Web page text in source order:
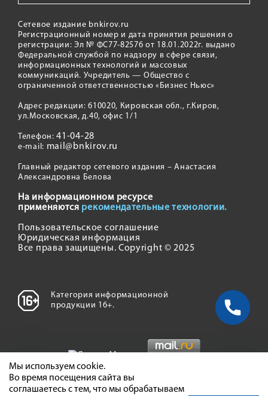
Сетевое издание bnkirov.ru
Регистрационный номер и дата принятия решения о
регистрации: Эл № ФС77-82576 от 18.01.2022г. выдано
Федеральной службой по надзору в сфере связи,
информационных технологий и массовых
коммуникаций. Учредитель — Общество с
ограниченной ответственностью «Бизнес Ньюс»
Адрес редакции: 610020, Кировская обл., г.Киров,
ул.Московская, д.40, офис 1/1
Телефон:41-04-28
e-mail: mail@bnkirov.ru
Главный редактор сетевого издания – Анастасия
Александровна Белова
На информационном ресурсе
применяются рекомендательные технологии.
Пользовательское соглашение
Юридическая информация
Все права защищены. Copyright © 2025
Категория информационной
продукции 16+.
Мы используем cookie.
Во время посещения сайта вы
соглашаетесь с тем, что мы обрабатываем